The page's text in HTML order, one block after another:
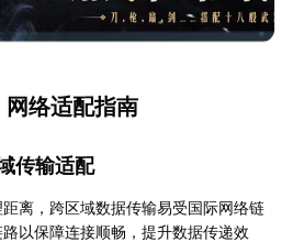
络适配指南
传输适配
离，跨区域数据传输易受国际网络链
以保障连接顺畅，提升数据传递效